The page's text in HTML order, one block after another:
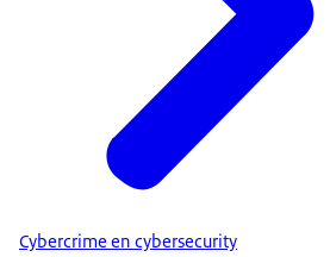
Cybercrime en cybersecurity